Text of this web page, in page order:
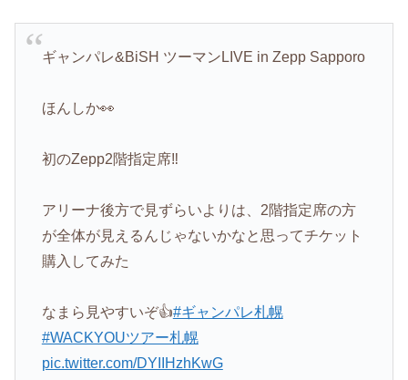
ギャンパレ&BiSH ツーマンLIVE in Zepp Sapporo
ほんしか👀
初のZepp2階指定席‼️
アリーナ後方で見ずらいよりは、2階指定席の方
が全体が見えるんじゃないかなと思ってチケット
購入してみた
なまら見やすいぞ👍#ギャンパレ札幌
#WACKYOUツアー札幌
pic.twitter.com/DYIIHzhKwG